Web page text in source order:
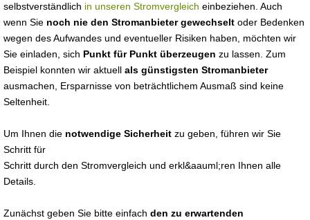
selbstverständlich in unseren Stromvergleich einbeziehen. Auch
wenn Sie noch nie den Stromanbieter gewechselt oder Bedenken
wegen des Aufwandes und eventueller Risiken haben, möchten wir
Sie einladen, sich Punkt für Punkt überzeugen zu lassen. Zum
Beispiel konnten wir aktuell als günstigsten Stromanbieter
ausmachen, Ersparnisse von beträchtlichem Ausmaß sind keine
Seltenheit.
Um Ihnen die notwendige Sicherheit zu geben, führen wir Sie
Schritt für
Schritt durch den Stromvergleich und erkl&aauml;ren Ihnen alle
Details.
Zunächst geben Sie bitte einfach den zu erwartenden